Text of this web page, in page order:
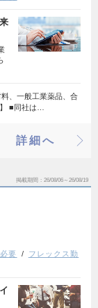
、一般工業薬品、合
■同社は…
詳細へ
掲載期間 26/08/06～26/08/19
要
フレックス勤